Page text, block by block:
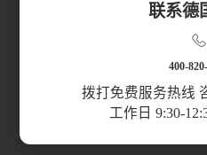
联系德
400-
拨打免费服务热线
工作日 9:30-